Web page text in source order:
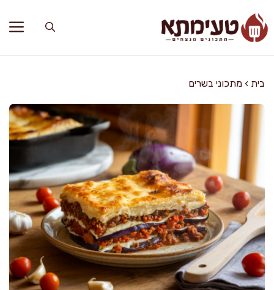
לתוכן
בית › מתכוני בשרים